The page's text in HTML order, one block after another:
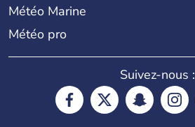
Météo Marine
Météo pro
Suivez-nous :